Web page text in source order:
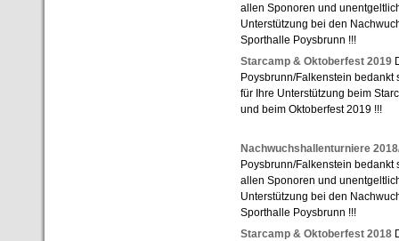
allen Sponoren und
Unterstützung bei den
Sporthalle Poysbrunn !!!
Starcamp & Oktoberfest 2019
Poysbrunn/Falkenstein
für Ihre Unterstützung beim
und beim Oktoberfest 2019 !!!
Nachwuchshallenturniere
Poysbrunn/Falkenstein bedankt
allen Sponoren und
Unterstützung bei den
Sporthalle Poysbrunn !!!
Starcamp & Oktoberfest 2018